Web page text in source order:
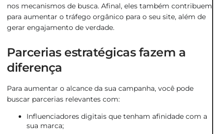
nos mecanismos de busca. Afinal, eles também contribuem
para aumentar o tráfego orgânico para o seu site, além de
gerar engajamento de verdade.
Parcerias estratégicas fazem a
diferença
Para aumentar o alcance da sua campanha, você pode
buscar parcerias relevantes com:
Influenciadores digitais que tenham afinidade com a
sua marca;